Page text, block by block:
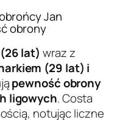
Jan
obrony
lat) wraz z
(29 lat) i
pewność obrony
ligowych. Costa
notując liczne